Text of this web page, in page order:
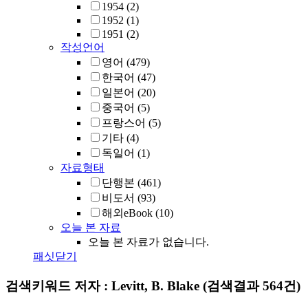
1954 (2)
1952 (1)
1951 (2)
작성언어
영어 (479)
한국어 (47)
일본어 (20)
중국어 (5)
프랑스어 (5)
기타 (4)
독일어 (1)
자료형태
단행본 (461)
비도서 (93)
해외eBook (10)
오늘 본 자료
오늘 본 자료가 없습니다.
패싯닫기
검색키워드 저자 : Levitt, B. Blake (검색결과 564건)